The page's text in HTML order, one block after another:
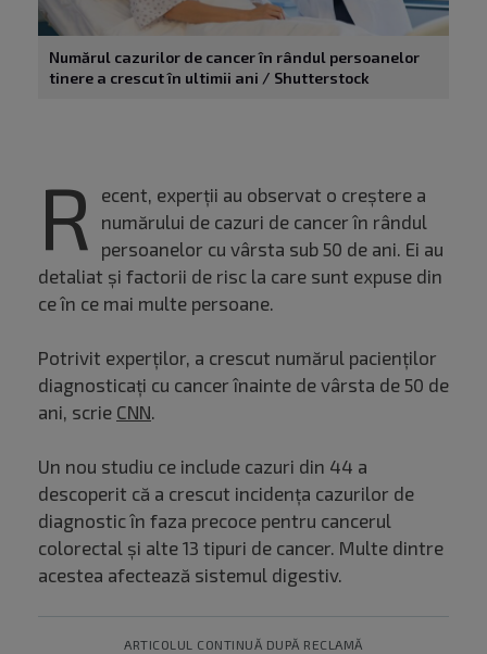
Numărul cazurilor de cancer în rândul persoanelor
tinere a crescut în ultimii ani / Shutterstock
R
ecent, experții au observat o creștere a
numărului de cazuri de cancer în rândul
persoanelor cu vârsta sub 50 de ani. Ei au
detaliat și factorii de risc la care sunt expuse din
ce în ce mai multe persoane.
Potrivit experților, a crescut numărul pacienților
diagnosticați cu cancer înainte de vârsta de 50 de
ani, scrie CNN.
Un nou studiu ce include cazuri din 44 a
descoperit că a crescut incidența cazurilor de
diagnostic în faza precoce pentru cancerul
colorectal și alte 13 tipuri de cancer. Multe dintre
acestea afectează sistemul digestiv.
ARTICOLUL CONTINUĂ DUPĂ RECLAMĂ